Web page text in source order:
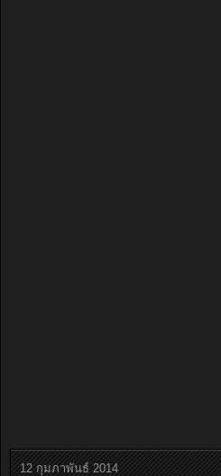
12 กุมภาพันธ์ 2014